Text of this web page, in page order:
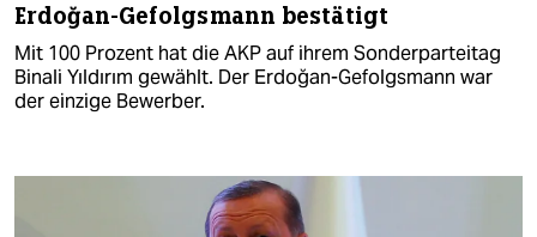
Erdoğan-Gefolgsmann bestätigt
Mit 100 Prozent hat die AKP auf ihrem Sonderparteitag
Binali Yıldırım gewählt. Der Erdoğan-Gefolgsmann war
der einzige Bewerber.